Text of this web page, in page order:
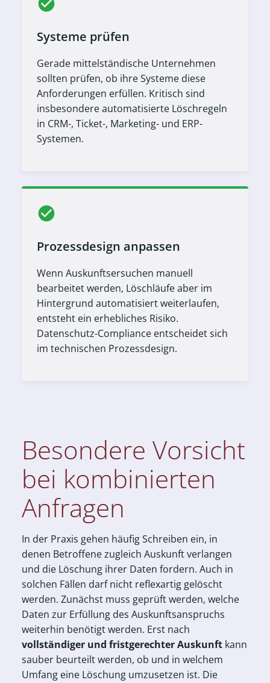
Systeme prüfen
Gerade mittelständische Unternehmen
sollten prüfen, ob ihre Systeme diese
Anforderungen erfüllen. Kritisch sind
insbesondere automatisierte Löschregeln
in CRM-, Ticket-, Marketing- und ERP-
Systemen.
Prozessdesign anpassen
Wenn Auskunftsersuchen manuell
bearbeitet werden, Löschläufe aber im
Hintergrund automatisiert weiterlaufen,
entsteht ein erhebliches Risiko.
Datenschutz-Compliance entscheidet sich
im technischen Prozessdesign.
Besondere Vorsicht
bei kombinierten
Anfragen
In der Praxis gehen häufig Schreiben ein, in
denen Betroffene zugleich Auskunft verlangen
und die Löschung ihrer Daten fordern. Auch in
solchen Fällen darf nicht reflexartig gelöscht
werden. Zunächst muss geprüft werden, welche
Daten zur Erfüllung des Auskunftsanspruchs
weiterhin benötigt werden. Erst nach
vollständiger und fristgerechter Auskunft kann
sauber beurteilt werden, ob und in welchem
Umfang eine Löschung umzusetzen ist. Die